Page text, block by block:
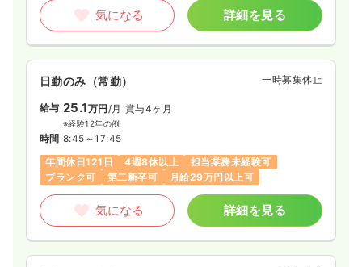
気になる 詳細を見る
日勤のみ（常勤） 一時募集休止
給与 25.1万円 /月 賞与4ヶ月
※経験12年の例
時間 8:45～17:45
年間休日121日
4週8休以上
担当業務未経験可
ブランク可
第二新卒可 月給29万円以上可
気になる 詳細を見る